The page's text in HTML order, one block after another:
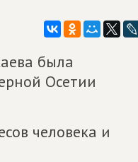
была
Осетии
человека и